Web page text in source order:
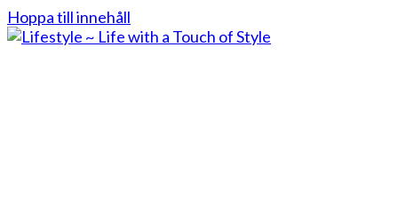
Hoppa till innehåll